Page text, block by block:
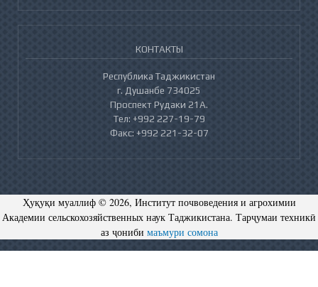
КОНТАКТЫ
Республика Таджикистан
г. Душанбе 734025
Проспект Рудаки 21А.
Тел: +992 227-19-79
Факс: +992 221-32-07
Ҳуқуқи муаллиф © 2026, Институт почвоведения и агрохимии
Академии сельскохозяйственных наук Таджикистана. Тарҷумаи техникӣ
аз ҷониби маъмури сомона